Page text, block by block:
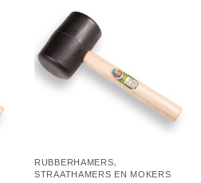
RUBBERHAMERS,
STRAATHAMERS EN MOKERS